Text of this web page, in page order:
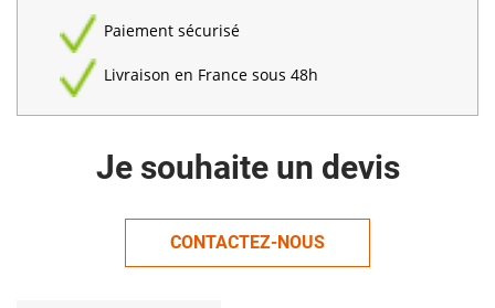
Paiement sécurisé
Livraison en France sous 48h
Je souhaite un devis
CONTACTEZ-NOUS